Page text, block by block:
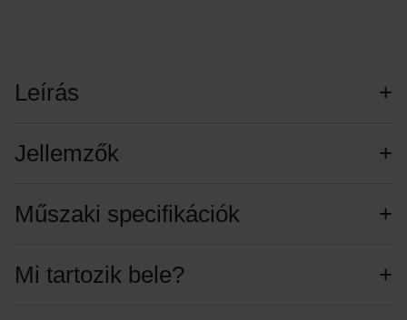
Leírás
Jellemzők
Műszaki specifikációk
Mi tartozik bele?